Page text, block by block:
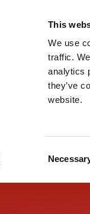
This
We use
traffic.
analytics
they’ve
website.